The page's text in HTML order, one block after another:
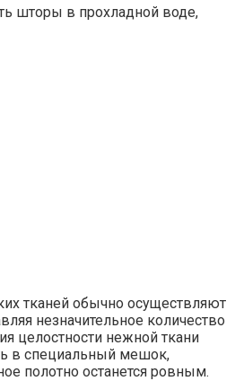
шторы в прохладной воде,
тканей обычно осуществляют
незначительное количество
целостности нежной ткани
в специальный мешок,
полотно останется ровным.